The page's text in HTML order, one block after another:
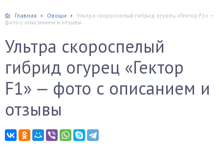
Главная Овощи
Ультра скороспелый гибрид огурец «Гектор F1» —
фото с описанием и отзывы
Ультра скороспелый
гибрид огурец «Гектор
F1» — фото с описанием и
отзывы